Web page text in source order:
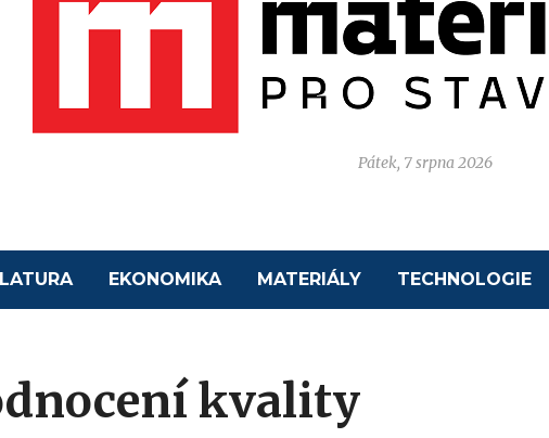
Pátek, 7 srpna 2026
EKONOMIKA MATERIÁLY TECHNOLOGIE
kvality